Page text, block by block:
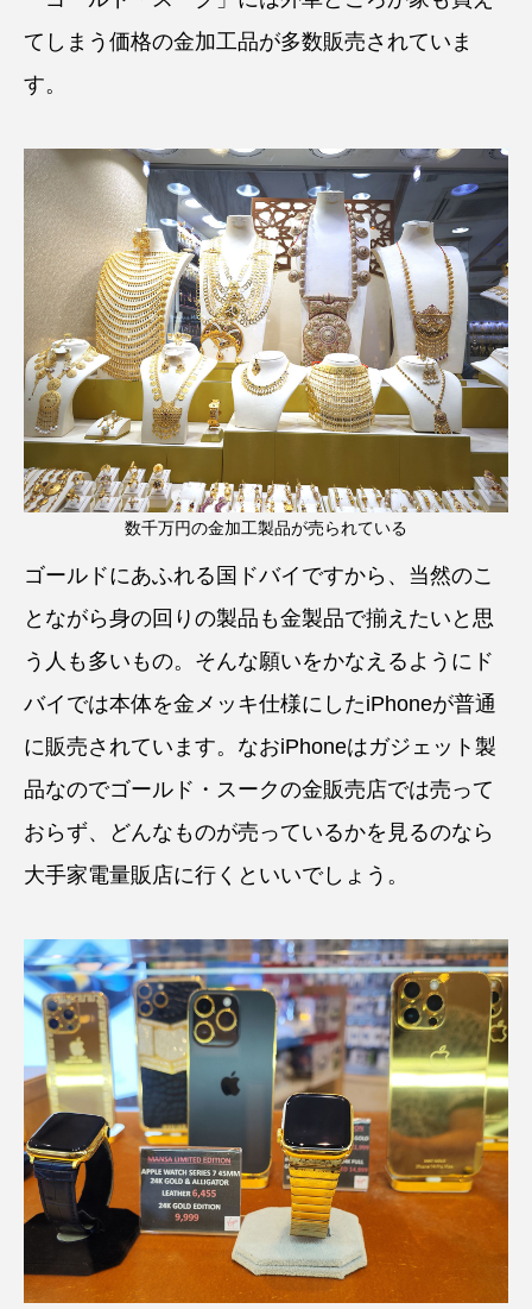
てしまう価格の金加工品が多数販売されていま
す。
数千万円の金加工製品が売られている
ゴールドにあふれる国ドバイですから、当然のこ
とながら身の回りの製品も金製品で揃えたいと思
う人も多いもの。そんな願いをかなえるようにド
バイでは本体を金メッキ仕様にしたiPhoneが普通
に販売されています。なおiPhoneはガジェット製
品なのでゴールド・スークの金販売店では売って
おらず、どんなものが売っているかを見るのなら
大手家電量販店に行くといいでしょう。